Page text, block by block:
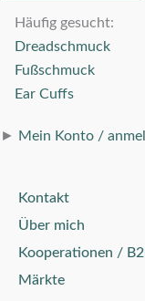
Häufig gesucht:
Dreadschmuck
Fußschmuck
Ear Cuffs
► Mein Konto /
Kontakt
Über mich
Kooperationen /
Märkte